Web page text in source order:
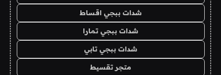
شدات ببجي اقساط
شدات ببجي تمارا
شدات ببجي تابي
متجر تقسيط